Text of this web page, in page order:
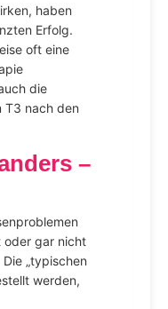
haben
Erfolg.
oft eine
die
T3 nach den
–
oder gar nicht
„typischen
werden,